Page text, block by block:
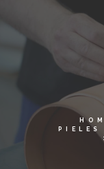
PIELES